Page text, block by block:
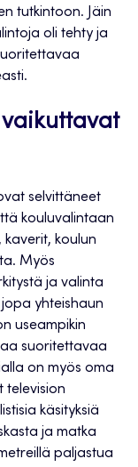
tutkintoon. Jäin
oli tehty ja
selvittäneet
kouluvalintaan
koulun
Myös
ja valinta
yhteishaun
useampikin
suoritettavaa
on myös oma
television
käsityksiä
ja matka
paljastua